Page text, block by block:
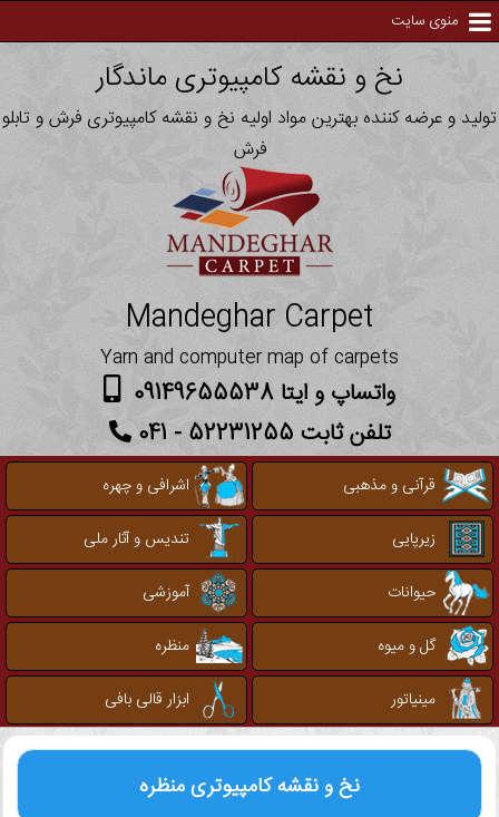
منوی سایت
نخ و نقشه کامپیوتری ماندگار
تولید و عرضه کننده بهترین مواد اولیه نخ و نقشه کامپیوتری فرش و تابلو
فرش
Mandeghar Carpet
Yarn and computer map of carpets
واتساپ و ایتا 09149655538
تلفن ثابت 52231255 - 041
قرآنی و مذهبی
اشرافی و چهره
زیرپایی
تندیس و آثار ملی
حیوانات
آموزشی
گل و میوه
منظره
مینیاتور
ابزار قالی بافی
نخ و نقشه کامپیوتری منظره